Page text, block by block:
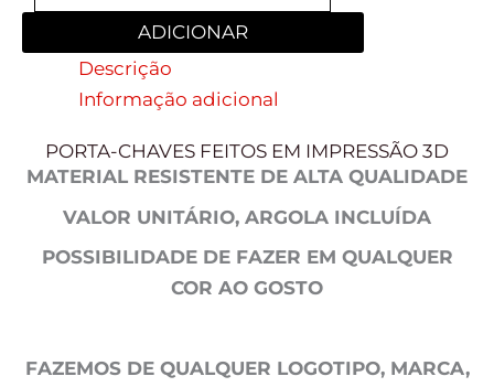
ADICIONAR
Descrição
Informação adicional
PORTA-CHAVES FEITOS EM IMPRESSÃO 3D
MATERIAL RESISTENTE DE ALTA QUALIDADE
VALOR UNITÁRIO, ARGOLA INCLUÍDA
POSSIBILIDADE DE FAZER EM QUALQUER
COR AO GOSTO
FAZEMOS DE QUALQUER LOGOTIPO, MARCA,